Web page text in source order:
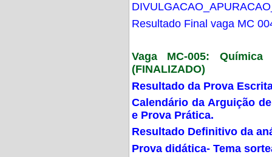
Resultado Final vaga MC
Vaga MC-005:
(FINALIZADO)
Resultado da Prova
Calendário da Arguição
e Prova Prática.
Resultado Definitivo da
Prova didática- Tema